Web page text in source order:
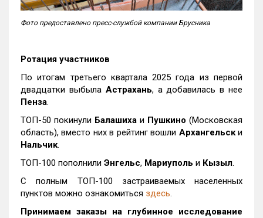
Фото предоставлено пресс-службой компании Брусника
Ротация участников
По итогам третьего квартала 2025 года из первой
двадцатки выбыла Астрахань, а добавилась в нее
Пенза.
ТОП-50 покинули Балашиха и Пушкино (Московская
область), вместо них в рейтинг вошли Архангельски
Нальчик.
ТОП-100 пополнили Энгельс, Мариуполь и Кызыл.
С полным ТОП-100 застраиваемых населенных
пунктов можно ознакомиться здесь.
Принимаем заказы на глубинное исследование